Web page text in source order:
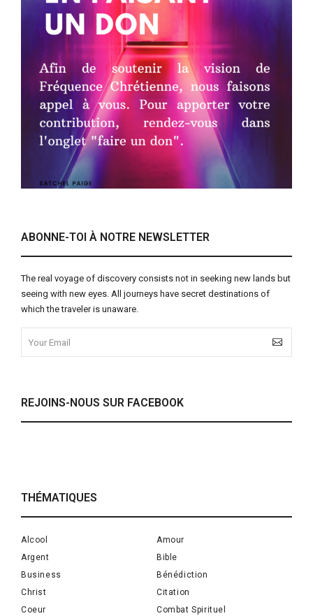
ABONNE-TOI À NOTRE NEWSLETTER
The real voyage of discovery consists not in seeking new lands but
seeing with new eyes. All journeys have secret destinations of
which the traveler is unaware.
REJOINS-NOUS SUR FACEBOOK
THÉMATIQUES
Alcool
Amour
Argent
Bible
Business
Bénédiction
Christ
Citation
Coeur
Combat Spirituel